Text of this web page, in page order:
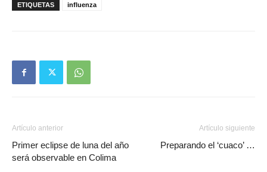
ETIQUETAS influenza
Artículo anterior
Primer eclipse de luna del año
será observable en Colima
Artículo siguiente
Preparando el ‘cuaco’ …